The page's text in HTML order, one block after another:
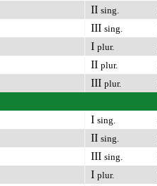
II sing.
III sing.
I plur.
II plur.
III plur.
I sing.
II sing.
III sing.
I plur.